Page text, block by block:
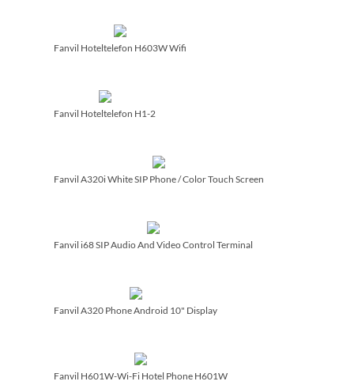
Fanvil Hoteltelefon H603W Wifi
Fanvil Hoteltelefon H1-2
Fanvil A320i White SIP Phone /­ Color Touch Screen
Fanvil i68 SIP Audio And Video Control Terminal
Fanvil A320 Phone Android 10" Display
Fanvil H601W-Wi-Fi Hotel Phone H601W